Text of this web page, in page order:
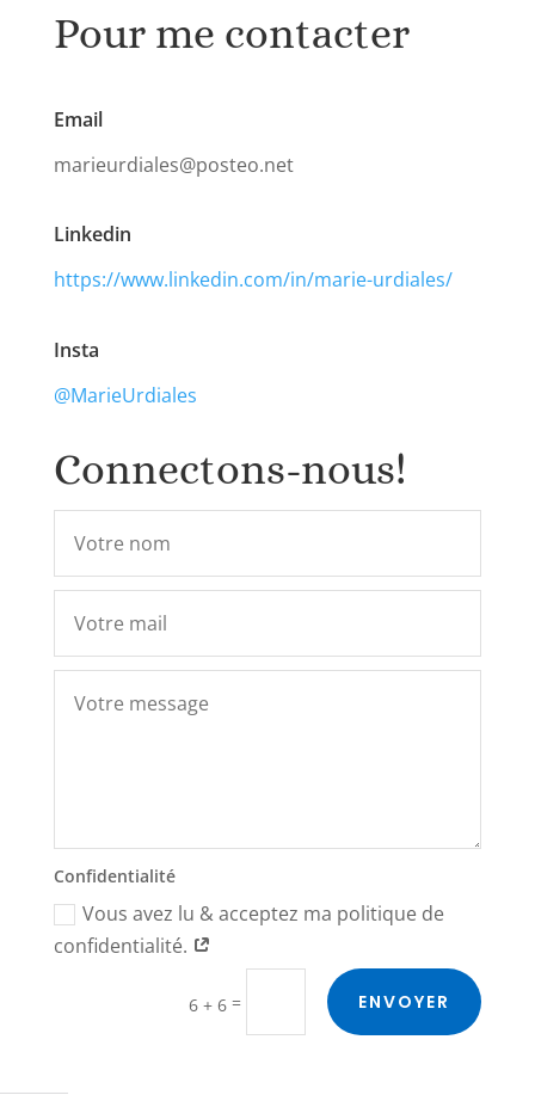
Pour me contacter
Email
marieurdiales@posteo.net
Linkedin
https://www.linkedin.com/in/marie-urdiales/
Insta
@MarieUrdiales
Connectons-nous!
Confidentialité
Vous avez lu & acceptez ma politique de
confidentialité.
6 + 6 = ENVOYER